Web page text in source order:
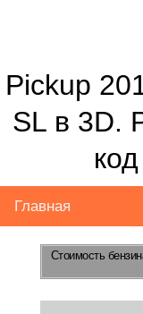
Pickup
SL в 3D.
Главная
Стоимость